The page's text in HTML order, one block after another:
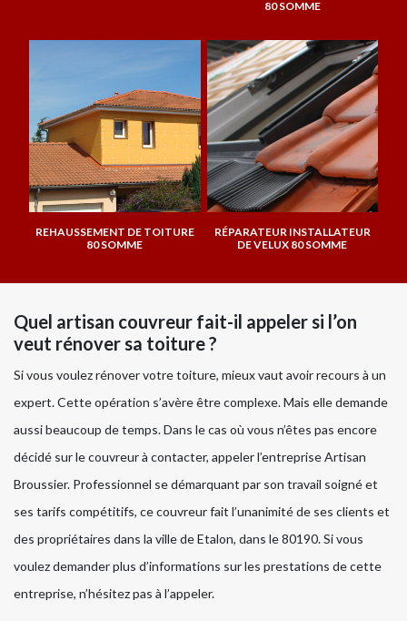
80 SOMME
REHAUSSEMENT DE TOITURE
80 SOMME
RÉPARATEUR INSTALLATEUR
DE VELUX 80 SOMME
Quel artisan couvreur fait-il appeler si l’on
veut rénover sa toiture ?
Si vous voulez rénover votre toiture, mieux vaut avoir recours à un
expert. Cette opération s’avère être complexe. Mais elle demande
aussi beaucoup de temps. Dans le cas où vous n’êtes pas encore
décidé sur le couvreur à contacter, appeler l’entreprise Artisan
Broussier. Professionnel se démarquant par son travail soigné et
ses tarifs compétitifs, ce couvreur fait l’unanimité de ses clients et
des propriétaires dans la ville de Etalon, dans le 80190. Si vous
voulez demander plus d’informations sur les prestations de cette
entreprise, n’hésitez pas à l’appeler.